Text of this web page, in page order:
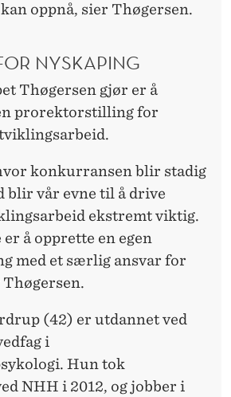
oppnå, sier Thøgersen.
NYSKAPING
Thøgersen gjør er å
prorektorstilling for
konkurransen blir stadig
blir vår evne til å drive
ekstremt viktig.
å opprette en egen
med et særlig ansvar for
(42) er utdannet ved
i
Hun tok
NHH i 2012, og jobber i